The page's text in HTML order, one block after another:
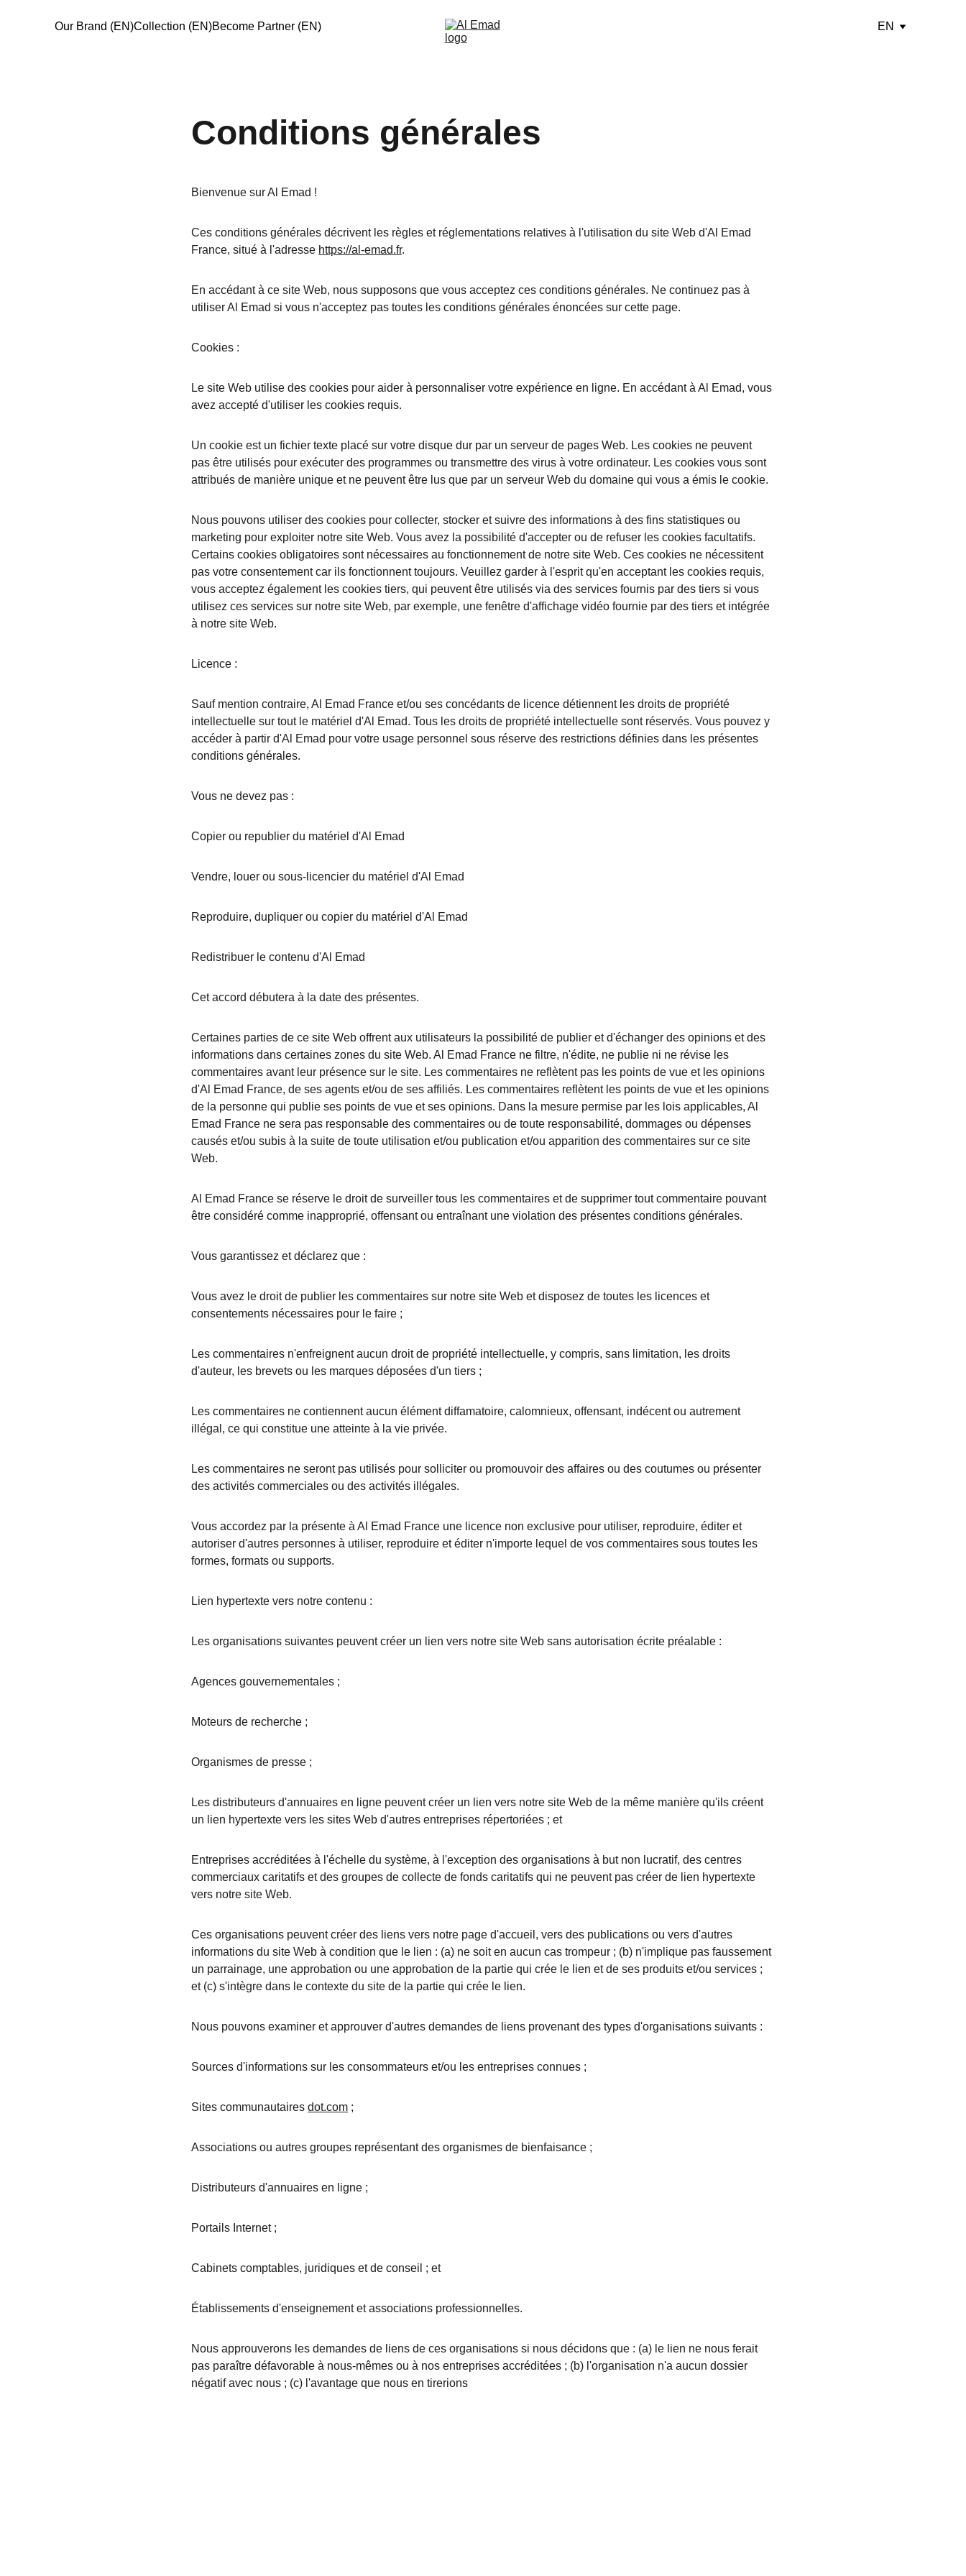
Our Brand (EN)Collection (EN)Become Partner (EN) EN
Conditions générales
Bienvenue sur Al Emad !
Ces conditions générales décrivent les règles et réglementations relatives à l'utilisation du site Web d'Al Emad
France, situé à l'adresse https://al-emad.fr.
En accédant à ce site Web, nous supposons que vous acceptez ces conditions générales. Ne continuez pas à
utiliser Al Emad si vous n'acceptez pas toutes les conditions générales énoncées sur cette page.
Cookies :
Le site Web utilise des cookies pour aider à personnaliser votre expérience en ligne. En accédant à Al Emad, vous
avez accepté d'utiliser les cookies requis.
Un cookie est un fichier texte placé sur votre disque dur par un serveur de pages Web. Les cookies ne peuvent
pas être utilisés pour exécuter des programmes ou transmettre des virus à votre ordinateur. Les cookies vous sont
attribués de manière unique et ne peuvent être lus que par un serveur Web du domaine qui vous a émis le cookie.
Nous pouvons utiliser des cookies pour collecter, stocker et suivre des informations à des fins statistiques ou
marketing pour exploiter notre site Web. Vous avez la possibilité d'accepter ou de refuser les cookies facultatifs.
Certains cookies obligatoires sont nécessaires au fonctionnement de notre site Web. Ces cookies ne nécessitent
pas votre consentement car ils fonctionnent toujours. Veuillez garder à l'esprit qu'en acceptant les cookies requis,
vous acceptez également les cookies tiers, qui peuvent être utilisés via des services fournis par des tiers si vous
utilisez ces services sur notre site Web, par exemple, une fenêtre d'affichage vidéo fournie par des tiers et intégrée
à notre site Web.
Licence :
Sauf mention contraire, Al Emad France et/ou ses concédants de licence détiennent les droits de propriété
intellectuelle sur tout le matériel d'Al Emad. Tous les droits de propriété intellectuelle sont réservés. Vous pouvez y
accéder à partir d'Al Emad pour votre usage personnel sous réserve des restrictions définies dans les présentes
conditions générales.
Vous ne devez pas :
Copier ou republier du matériel d'Al Emad
Vendre, louer ou sous-licencier du matériel d'Al Emad
Reproduire, dupliquer ou copier du matériel d'Al Emad
Redistribuer le contenu d'Al Emad
Cet accord débutera à la date des présentes.
Certaines parties de ce site Web offrent aux utilisateurs la possibilité de publier et d'échanger des opinions et des
informations dans certaines zones du site Web. Al Emad France ne filtre, n'édite, ne publie ni ne révise les
commentaires avant leur présence sur le site. Les commentaires ne reflètent pas les points de vue et les opinions
d'Al Emad France, de ses agents et/ou de ses affiliés. Les commentaires reflètent les points de vue et les opinions
de la personne qui publie ses points de vue et ses opinions. Dans la mesure permise par les lois applicables, Al
Emad France ne sera pas responsable des commentaires ou de toute responsabilité, dommages ou dépenses
causés et/ou subis à la suite de toute utilisation et/ou publication et/ou apparition des commentaires sur ce site
Web.
Al Emad France se réserve le droit de surveiller tous les commentaires et de supprimer tout commentaire pouvant
être considéré comme inapproprié, offensant ou entraînant une violation des présentes conditions générales.
Vous garantissez et déclarez que :
Vous avez le droit de publier les commentaires sur notre site Web et disposez de toutes les licences et
consentements nécessaires pour le faire ;
Les commentaires n'enfreignent aucun droit de propriété intellectuelle, y compris, sans limitation, les droits
d'auteur, les brevets ou les marques déposées d'un tiers ;
Les commentaires ne contiennent aucun élément diffamatoire, calomnieux, offensant, indécent ou autrement
illégal, ce qui constitue une atteinte à la vie privée.
Les commentaires ne seront pas utilisés pour solliciter ou promouvoir des affaires ou des coutumes ou présenter
des activités commerciales ou des activités illégales.
Vous accordez par la présente à Al Emad France une licence non exclusive pour utiliser, reproduire, éditer et
autoriser d'autres personnes à utiliser, reproduire et éditer n'importe lequel de vos commentaires sous toutes les
formes, formats ou supports.
Lien hypertexte vers notre contenu :
Les organisations suivantes peuvent créer un lien vers notre site Web sans autorisation écrite préalable :
Agences gouvernementales ;
Moteurs de recherche ;
Organismes de presse ;
Les distributeurs d'annuaires en ligne peuvent créer un lien vers notre site Web de la même manière qu'ils créent
un lien hypertexte vers les sites Web d'autres entreprises répertoriées ; et
Entreprises accréditées à l'échelle du système, à l'exception des organisations à but non lucratif, des centres
commerciaux caritatifs et des groupes de collecte de fonds caritatifs qui ne peuvent pas créer de lien hypertexte
vers notre site Web.
Ces organisations peuvent créer des liens vers notre page d'accueil, vers des publications ou vers d'autres
informations du site Web à condition que le lien : (a) ne soit en aucun cas trompeur ; (b) n'implique pas faussement
un parrainage, une approbation ou une approbation de la partie qui crée le lien et de ses produits et/ou services ;
et (c) s'intègre dans le contexte du site de la partie qui crée le lien.
Nous pouvons examiner et approuver d'autres demandes de liens provenant des types d'organisations suivants :
Sources d'informations sur les consommateurs et/ou les entreprises connues ;
Sites communautaires dot.com ;
Associations ou autres groupes représentant des organismes de bienfaisance ;
Distributeurs d'annuaires en ligne ;
Portails Internet ;
Cabinets comptables, juridiques et de conseil ; et
Établissements d'enseignement et associations professionnelles.
Nous approuverons les demandes de liens de ces organisations si nous décidons que : (a) le lien ne nous ferait
pas paraître défavorable à nous-mêmes ou à nos entreprises accréditées ; (b) l'organisation n'a aucun dossier
négatif avec nous ; (c) l'avantage que nous en tirerions